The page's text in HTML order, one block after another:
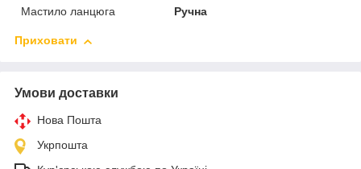
Мастило ланцюга
Ручна
Приховати
Умови доставки
Нова Пошта
Укрпошта